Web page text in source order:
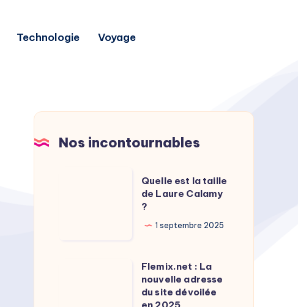
Technologie Voyage
Nos incontournables
Quelle est la taille
de Laure Calamy
?
1 septembre 2025
Flemix.net : La
nouvelle adresse
du site dévoilée
en 2025